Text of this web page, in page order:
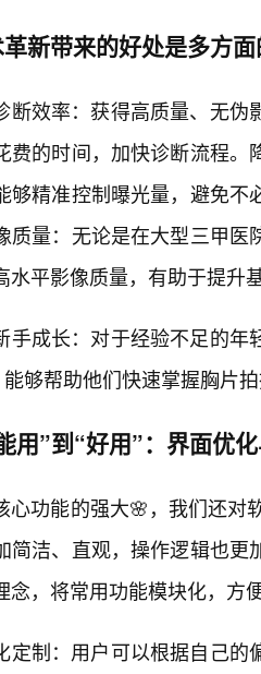
新带来的好处是多方
断效率：获得高质量、无伪
费的时间，加快诊断流程
够精准控制曝光量，避免
质量：无论是在大型三甲
水平影像质量，有助于提升
手成长：对于经验不足的年
能够帮助他们快速掌握胸片
用”到“好用”：界面优
心功能的强大🌸，我们还对
简洁、直观，操作逻辑也
念，将常用功能模块化，方
定制：用户可以根据自己的